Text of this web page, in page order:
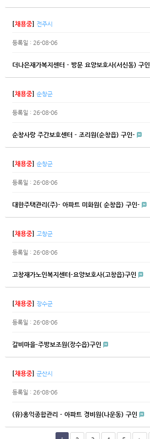
[채용중] 전주시
등록일 : 26-08-06
더나은재가복지센터 - 방문 요양보호사(서신동) 구인
[채용중] 순창군
등록일 : 26-08-06
순창사랑 주간보호센터 - 조리원(순창읍) 구인-
[채용중] 순창군
등록일 : 26-08-06
대한주택관리(주)- 아파트 미화원( 순창읍) 구인-
[채용중] 고창군
등록일 : 26-08-06
고창재가노인복지센터-요양보호사(고창읍)구인
[채용중] 장수군
등록일 : 26-08-06
갈비마을-주방보조원(장수읍)구인
[채용중] 군산시
등록일 : 26-08-06
(유)홍익종합관리 - 아파트 경비원(나운동) 구인